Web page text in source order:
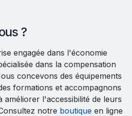
?
engagée dans l'économie
dans la compensation
concevons des équipements
formations et accompagnons
améliorer l'accessibilité de leurs
notre boutique en ligne